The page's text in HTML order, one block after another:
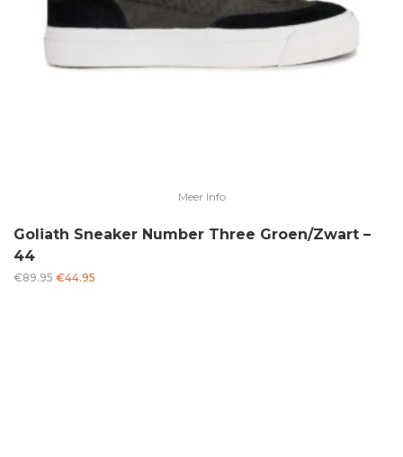
Meer Info
Goliath Sneaker Number Three Groen/Zwart –
44
€89.95 Oorspronkelijke
€44.95